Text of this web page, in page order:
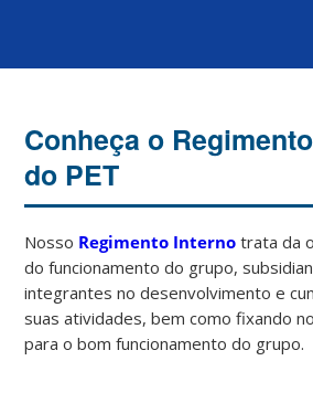
Conheça o
do PET
Nosso Regimento Interno trata da
do funcionamento do grupo,
integrantes no desenvolvimento e
suas atividades, bem como fixando
para o bom funcionamento do grupo.